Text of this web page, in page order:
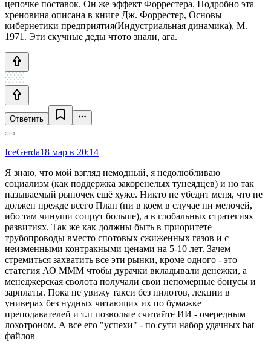
цепочке поставок. Он же эффект Форрестера. Подробно эта
хреновина описана в книге Дж. Форрестер, Основы
кибернетики предприятия(Индустриальная динамика), М.
1971. Эти скучные деды чтото знали, ага.
Ответить
IceGerda18 мар в 20:14
Я знаю, что мой взгляд немодный, я недолюбливаю
социализм (как поддержка закоренелых тунеядцев) и но так
называемый рыночек ещё хуже. Никто не убедит меня, что не
должен прежде всего План (ни в коем в случае ни мелочей,
ибо там чинуши сопрут больше), а в глобальных стратегиях
развитиях. Так же как должны быть в приоритете
трубопроводы вместо спотовых сжиженных газов и с
неизменными контракными ценами на 5-10 лет. Зачем
стремиться захватить все эти рынки, кроме одного - это
статегия АО МММ чтобы дурачки вкладывали денежки, а
менеджерская сволота получали свои непомерные бонусы и
зарплаты. Пока не увижу такси без пилотов, лекции в
универах без нудных читающих их по бумажке
преподавателей и т.п позвольте считайте ИИ - очередным
лохотроном. А все его "успехи" - по сути набор удачных bat
файлов